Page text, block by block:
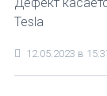
Tesla
12.05.2023 в